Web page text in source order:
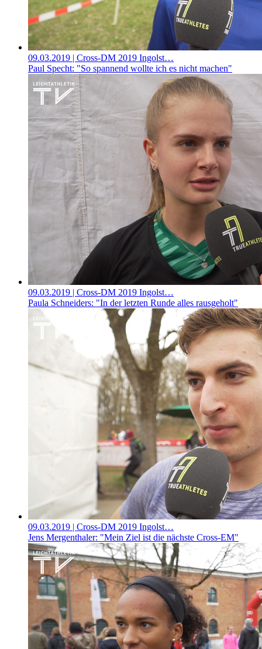
09.03.2019 | Cross-DM 2019 Ingolst…
Paul Specht: "So spannend wollte ich es nicht machen"
09.03.2019 | Cross-DM 2019 Ingolst…
Paula Schneiders: "In der letzten Runde alles rausgeholt"
09.03.2019 | Cross-DM 2019 Ingolst…
Jens Mergenthaler: "Mein Ziel ist die nächste Cross-EM"